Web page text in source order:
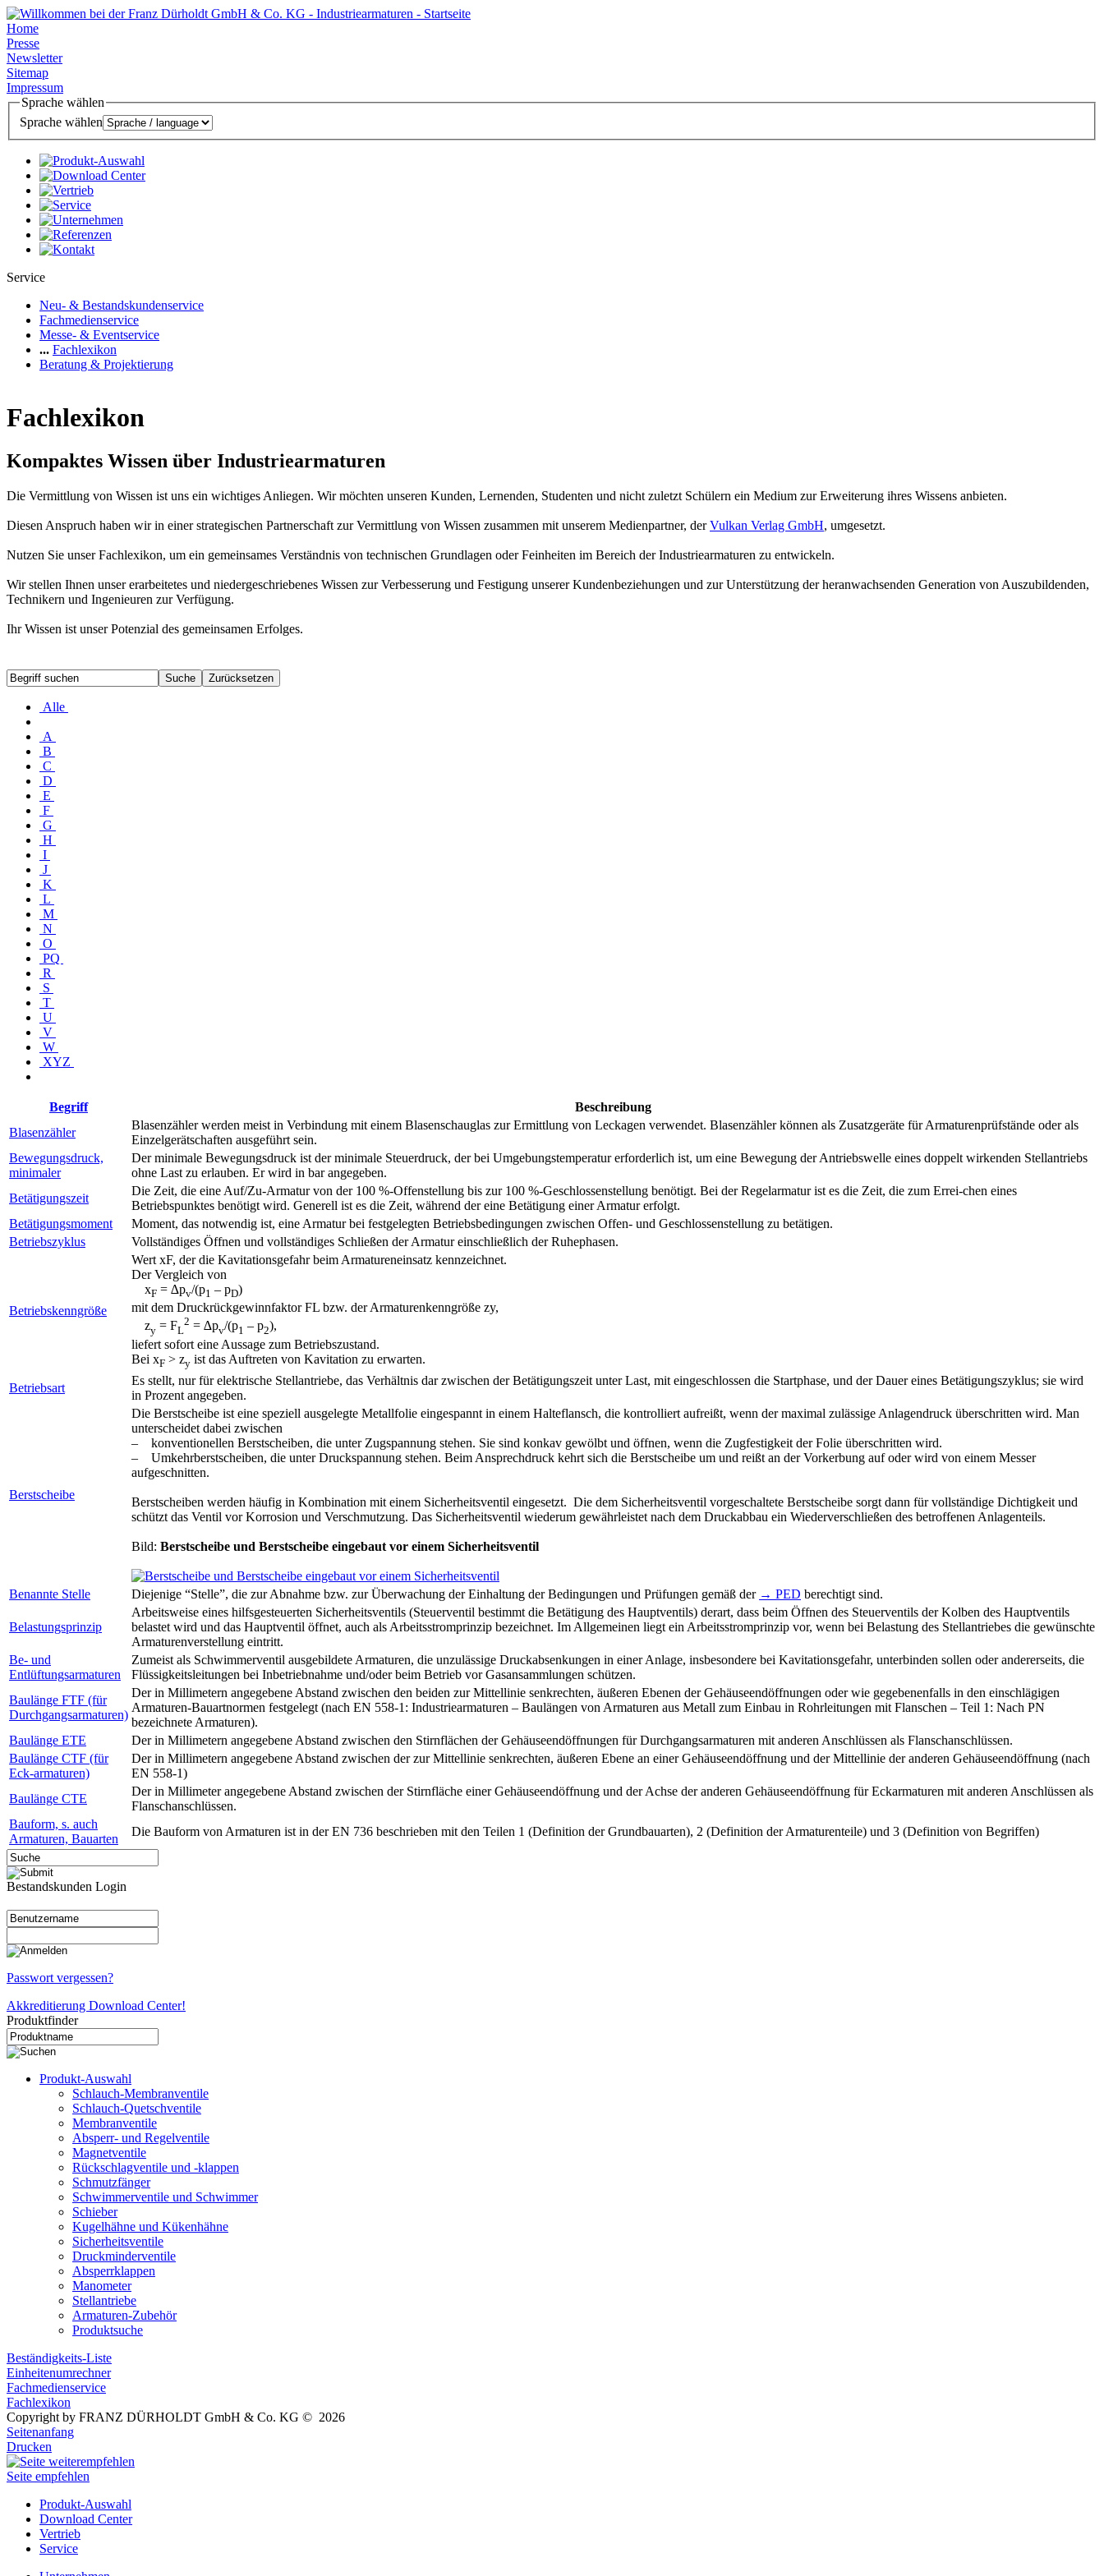
Home
Presse
Newsletter
Sitemap
Impressum
Sprache wählen
Sprache wählen
Service
Neu- & Bestandskundenservice
Fachmedienservice
Messe- & Eventservice
... Fachlexikon
Beratung & Projektierung
Fachlexikon
Kompaktes Wissen über Industriearmaturen
Die Vermittlung von Wissen ist uns ein wichtiges Anliegen. Wir möchten unseren Kunden, Lernenden, Studenten und nicht zuletzt Schülern ein Medium zur Erweiterung ihres Wissens anbieten.
Diesen Anspruch haben wir in einer strategischen Partnerschaft zur Vermittlung von Wissen zusammen mit unserem Medienpartner, derVulkan Verlag GmbH, umgesetzt.
Nutzen Sie unser Fachlexikon, um ein gemeinsames Verständnis von technischen Grundlagen oder Feinheiten im Bereich der Industriearmaturen zu entwickeln.
Wir stellen Ihnen unser erarbeitetes und niedergeschriebenes Wissen zur Verbesserung und Festigung unserer Kundenbeziehungen und zur Unterstützung der heranwachsenden Generation von Auszubildenden,
Technikern und Ingenieuren zur Verfügung.
Ihr Wissen ist unser Potenzial des gemeinsamen Erfolges.
Alle
A
B
C
D
E
F
G
H
I
J
K
L
M
N
O
PQ
R
S
T
U
V
W
XYZ
Begriff
Beschreibung
Blasenzähler
Blasenzähler werden meist in Verbindung mit einem Blasenschauglas zur Ermittlung von Leckagen verwendet. Blasenzähler können als Zusatzgeräte für Armaturenprüfstände oder als
Einzelgerätschaften ausgeführt sein.
Bewegungsdruck,
minimaler
Der minimale Bewegungsdruck ist der minimale Steuerdruck, der bei Umgebungstemperatur erforderlich ist, um eine Bewegung der Antriebswelle eines doppelt wirkenden Stellantriebs
ohne Last zu erlauben. Er wird in bar angegeben.
Betätigungszeit
Die Zeit, die eine Auf/Zu-Armatur von der 100 %-Offenstellung bis zur 100 %-Geschlossenstellung benötigt. Bei der Regelarmatur ist es die Zeit, die zum Errei-chen eines
Betriebspunktes benötigt wird. Generell ist es die Zeit, während der eine Betätigung einer Armatur erfolgt.
Betätigungsmoment
Moment, das notwendig ist, eine Armatur bei festgelegten Betriebsbedingungen zwischen Offen- und Geschlossenstellung zu betätigen.
Betriebszyklus
Vollständiges Öffnen und vollständiges Schließen der Armatur einschließlich der Ruhephasen.
Betriebskenngröße
Wert xF, der die Kavitationsgefahr beim Armatureneinsatz kennzeichnet.
Der Vergleich von
xF = ∆pv/(p1 – pD)
mit dem Druckrückgewinnfaktor FL bzw. der Armaturenkenngröße zy,
zy = FL
2 = ∆pv/(p1 – p2),
liefert sofort eine Aussage zum Betriebszustand.
Bei xF > zy ist das Auftreten von Kavitation zu erwarten.
Betriebsart
Es stellt, nur für elektrische Stellantriebe, das Verhältnis dar zwischen der Betätigungszeit unter Last, mit eingeschlossen die Startphase, und der Dauer eines Betätigungszyklus; sie wird
in Prozent angegeben.
Berstscheibe
Die Berstscheibe ist eine speziell ausgelegte Metallfolie eingespannt in einem Halteflansch, die kontrolliert aufreißt, wenn der maximal zulässige Anlagendruck überschritten wird. Man
unterscheidet dabei zwischen
– konventionellen Berstscheiben, die unter Zugspannung stehen. Sie sind konkav gewölbt und öffnen, wenn die Zugfestigkeit der Folie überschritten wird.
– Umkehrberstscheiben, die unter Druckspannung stehen. Beim Ansprechdruck kehrt sich die Berstscheibe um und reißt an der Vorkerbung auf oder wird von einem Messer
aufgeschnitten.
Berstscheiben werden häufig in Kombination mit einem Sicherheitsventil eingesetzt. Die dem Sicherheitsventil vorgeschaltete Berstscheibe sorgt dann für vollständige Dichtigkeit und
schützt das Ventil vor Korrosion und Verschmutzung. Das Sicherheitsventil wiederum gewährleistet nach dem Druckabbau ein Wiederverschließen des betroffenen Anlagenteils.
Bild: Berstscheibe und Berstscheibe eingebaut vor einem Sicherheitsventil
Benannte Stelle Diejenige “Stelle”, die zur Abnahme bzw. zur Überwachung der Einhaltung der Bedingungen und Prüfungen gemäß der → PED berechtigt sind.
Belastungsprinzip
Arbeitsweise eines hilfsgesteuerten Sicherheitsventils (Steuerventil bestimmt die Betätigung des Hauptventils) derart, dass beim Öffnen des Steuerventils der Kolben des Hauptventils
belastet wird und das Hauptventil öffnet, auch als Arbeitsstromprinzip bezeichnet. Im Allgemeinen liegt ein Arbeitsstromprinzip vor, wenn bei Belastung des Stellantriebes die gewünschte
Armaturenverstellung eintritt.
Be- und
Entlüftungsarmaturen
Zumeist als Schwimmerventil ausgebildete Armaturen, die unzulässige Druckabsenkungen in einer Anlage, insbesondere bei Kavitationsgefahr, unterbinden sollen oder andererseits, die
Flüssigkeitsleitungen bei Inbetriebnahme und/oder beim Betrieb vor Gasansammlungen schützen.
Baulänge FTF (für
Durchgangsarmaturen)
Der in Millimetern angegebene Abstand zwischen den beiden zur Mittellinie senkrechten, äußeren Ebenen der Gehäuseendöffnungen oder wie gegebenenfalls in den einschlägigen
Armaturen-Bauartnormen festgelegt (nach EN 558-1: Industriearmaturen – Baulängen von Armaturen aus Metall zum Einbau in Rohrleitungen mit Flanschen – Teil 1: Nach PN
bezeichnete Armaturen).
Baulänge ETE
Der in Millimetern angegebene Abstand zwischen den Stirnflächen der Gehäuseendöffnungen für Durchgangsarmaturen mit anderen Anschlüssen als Flanschanschlüssen.
Baulänge CTF (für
Eck-armaturen)
Der in Millimetern angegebene Abstand zwischen der zur Mittellinie senkrechten, äußeren Ebene an einer Gehäuseendöffnung und der Mittellinie der anderen Gehäuseendöffnung (nach
EN 558-1)
Baulänge CTE
Der in Millimeter angegebene Abstand zwischen der Stirnfläche einer Gehäuseendöffnung und der Achse der anderen Gehäuseendöffnung für Eckarmaturen mit anderen Anschlüssen als
Flanschanschlüssen.
Bauform, s. auch
Armaturen, Bauarten
Die Bauform von Armaturen ist in der EN 736 beschrieben mit den Teilen 1 (Definition der Grundbauarten), 2 (Definition der Armaturenteile) und 3 (Definition von Begriffen)
Bestandskunden Login
Passwort vergessen?
Akkreditierung Download Center!
Produktfinder
Produkt-Auswahl
Schlauch-Membranventile
Schlauch-Quetschventile
Membranventile
Absperr- und Regelventile
Magnetventile
Rückschlagventile und -klappen
Schmutzfänger
Schwimmerventile und Schwimmer
Schieber
Kugelhähne und Kükenhähne
Sicherheitsventile
Druckminderventile
Absperrklappen
Manometer
Stellantriebe
Armaturen-Zubehör
Produktsuche
Beständigkeits-Liste
Einheitenumrechner
Fachmedienservice
Fachlexikon
Copyright by FRANZ DÜRHOLDT GmbH & Co. KG © 2026
Seitenanfang
Drucken
Seite empfehlen
Produkt-Auswahl
Download Center
Vertrieb
Service